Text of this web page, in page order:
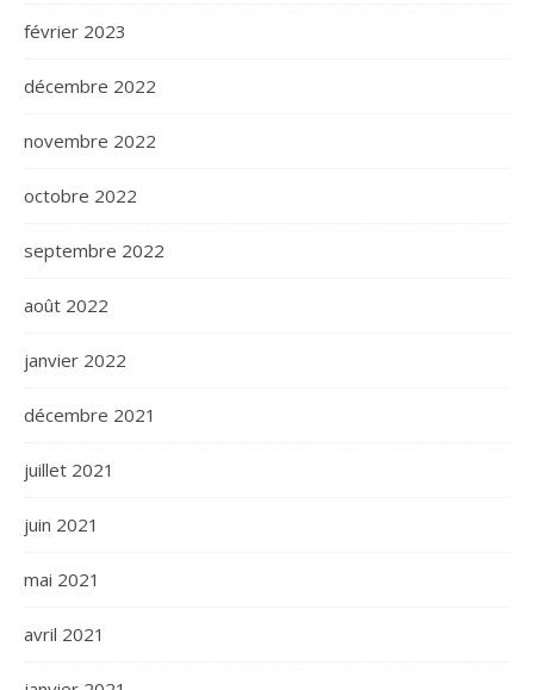
février 2023
décembre 2022
novembre 2022
octobre 2022
septembre 2022
août 2022
janvier 2022
décembre 2021
juillet 2021
juin 2021
mai 2021
avril 2021